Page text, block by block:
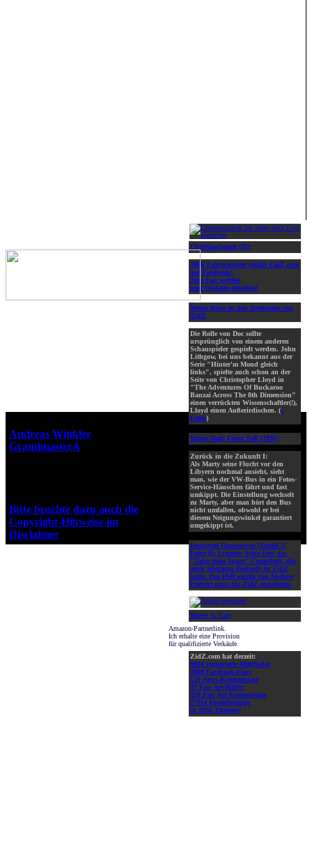
ChristianSandi (35)
2000 Zeitreisenden gefällt ZidZ.com
auf Facebook!
Jetzt Fan werden
und Updates erhalten!
Meine Reise zu den Drehorten von
ZidZ
Die Rolle von Doc sollte
ursprünglich von einem anderen
Schauspieler gespielt werden. John
Lithgow, bei uns bekannt aus der
Serie "Hinter'm Mond gleich
links", spielte auch schon an der
Seite von Christopher Lloyd in
"The Adventures Of Buckaroo
Banzai Across The 8th Dimension"
einen verrückten Wissenschaftler(!),
Lloyd einen Außerirdischen. (»
Fotos)
Major Dad: Freier Fall (1991)
Zurück in die Zukunft I:
Als Marty seine Flucht vor den
Libyern nochmal ansieht, sieht
man, wie der VW-Bus in ein Fotos-
Service-Häuschen fährt und fast
umkippt. Die Einstellung wechselt
zu Marty, aber man hört den Bus
nicht umfallen, obwohl er bei
diesem Neigungswinkel garantiert
umgekippt ist.
Desperate Housewives (Staffel 3,
Folge 8): Lynettes Sohn liest das
"Tales from Space"-Comicheft, das
auch Sherman Peabody in ZidZ
hatte. Das Heft wurde von Andrew
Probert extra für ZidZ entworfen.
Marty jr. Cap
Amazon-Partnerlink.
Ich erhalte eine Provision
für qualifizierte Verkäufe.
ZidZ.com hat derzeit:
9034 registrierte Mitglieder
2000 Facebook-Fans
120 News-Kommentare
37 Fan-Art-Bilder
220 Fan-Art-Kommentare
27114 Forenbeiträge
in 2056 Themen!
Andreas Winkler
GrandmasterA
Bitte beachte dazu auch die
Copyright-Hinweise im
Disclaimer